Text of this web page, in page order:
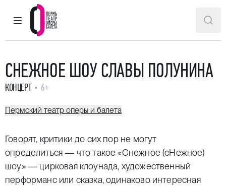
ГЛАВНОЕ МЕНЮ
Пермский театр оперы и балета
СНЕЖНОЕ ШОУ СЛАВЫ ПОЛУНИНА
КОНЦЕРТ 6+
Пермский театр оперы и балета
Говорят, критики до сих пор не могут
определиться — что такое «Снежное (сНежное)
шоу» — цирковая клоунада, художественный
перформанс или сказка, одинаково интересная